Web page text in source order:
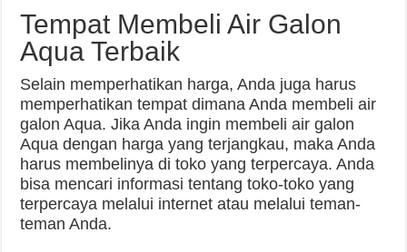
Tempat Membeli Air Galon
Aqua Terbaik
Selain memperhatikan harga, Anda juga harus
memperhatikan tempat dimana Anda membeli air
galon Aqua. Jika Anda ingin membeli air galon
Aqua dengan harga yang terjangkau, maka Anda
harus membelinya di toko yang terpercaya. Anda
bisa mencari informasi tentang toko-toko yang
terpercaya melalui internet atau melalui teman-
teman Anda.